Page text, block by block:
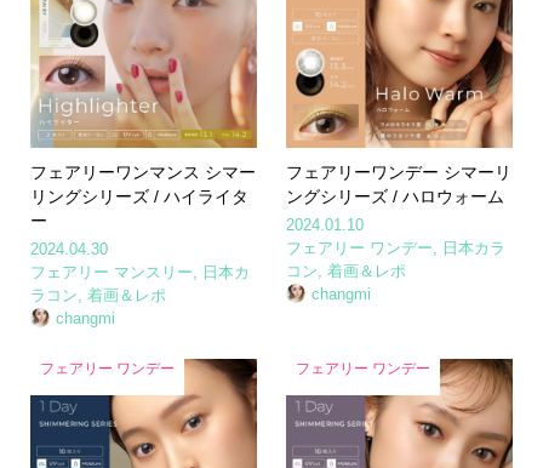
フェアリーワンマンス シマー
リングシリーズ / ハイライタ
ー
2024.04.30
フェアリー マンスリー
日本カ
ラコン 着画＆レポ
changmi
フェアリーワンデー シマーリ
ングシリーズ / ハロウォーム
2024.01.10
フェアリー ワンデー
日本カラ
コン ,着画＆レポ
changmi
フェアリー ワンデー フェアリー ワンデー